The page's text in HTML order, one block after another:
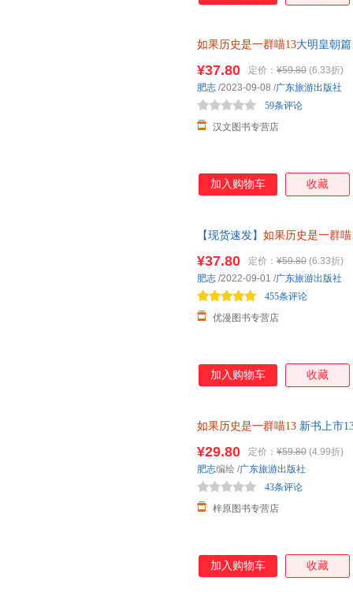
如果历史是一群喵13大明皇朝
¥37.80 定价： ¥59.80 (6.33折)
汉文图书专营店
59条评论
肥志 /2023-09-08 /广东旅游出版社
加入购物车 收藏
【现货速发】 如果历史是一群喵
¥37.80 定价： ¥59.80 (6.33折)
优漫图书专营店
455条评论
肥志 /2022-09-01 /广东旅游出版社
加入购物车 收藏
如果历史是一群喵13 新书上市
¥29.80 定价： ¥59.80 (4.99折)
梓原图书专营店
43条评论
肥志编绘 /广东旅游出版社
加入购物车 收藏